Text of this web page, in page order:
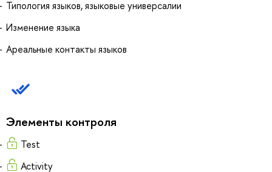
Типология языков, языковые универсалии
Изменение языка
Ареальные контакты языков
Элементы контроля
Test
Activity